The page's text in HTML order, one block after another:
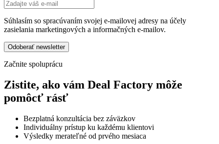
Súhlasím so spracúvaním svojej e-mailovej adresy na účely
zasielania marketingových a informačných e-mailov.
Začnite spoluprácu
Zistite, ako vám Deal Factory môže
pomôcť rásť
Bezplatná konzultácia bez záväzkov
Individuálny prístup ku každému klientovi
Výsledky merateľné od prvého mesiaca